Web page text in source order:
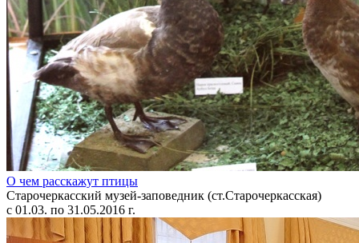
О чем расскажут птицы
Старочеркасский музей-заповедник (ст.Старочеркасская)
с 01.03. по 31.05.2016 г.